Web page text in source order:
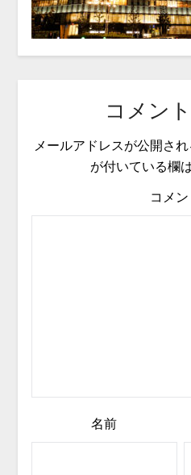
コメン
メールアドレスが公開さ
が付いている欄
コメン
名前